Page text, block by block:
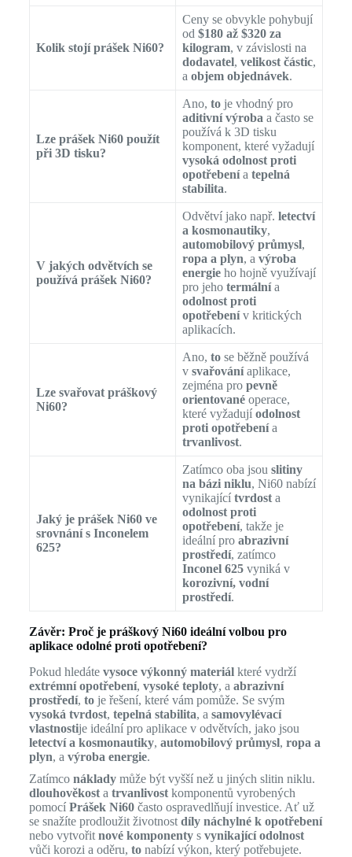
Kolik stojí prášek Ni60?
Ceny se obvykle pohybují
od $180 až $320 za
kilogram, v závislosti na
dodavatel, velikost částic,
a objem objednávek.
Lze prášek Ni60 použít
při 3D tisku?
Ano, toje vhodný pro
aditivní výroba a často se
používá k 3D tisku
komponent, které vyžadují
vysoká odolnost proti
opotřebenía tepelná
stabilita.
V jakých odvětvích se
používá prášek Ni60?
Odvětví jako např. letectví
a kosmonautiky,
automobilový průmysl,
ropa a plyn, a výroba
energieho hojně využívají
pro jeho termálnía
odolnost proti
opotřebenív kritických
aplikacích.
Lze svařovat práškový
Ni60?
Ano, tose běžně používá
v svařováníaplikace,
zejména pro pevně
orientovanéoperace,
které vyžadují odolnost
proti opotřebenía
trvanlivost.
Jaký je prášek Ni60 ve
srovnání s Inconelem
625?
Zatímco oba jsou slitiny
na bázi niklu, Ni60 nabízí
vynikající tvrdosta
odolnost proti
opotřebení, takže je
ideální pro abrazivní
prostředí, zatímco
Inconel 625vyniká v
korozivní, vodní
prostředí.
Závěr: Proč je práškový Ni60 ideální volbou pro
aplikace odolné proti opotřebení?
Pokud hledáte vysoce výkonný materiálkteré vydrží
extrémní opotřebení, vysoké teploty, a abrazivní
prostředí, toje řešení, které vám pomůže. Se svým
vysoká tvrdost, tepelná stabilita, a samovylévací
vlastnostije ideální pro aplikace v odvětvích, jako jsou
letectví a kosmonautiky, automobilový průmysl, ropa a
plyn, a výroba energie.
Zatímco nákladymůže být vyšší než u jiných slitin niklu.
dlouhověkosta trvanlivostkomponentů vyrobených
pomocí Prášek Ni60často ospravedlňují investice. Ať už
se snažíte prodloužit životnost díly náchylné k opotřebení
nebo vytvořit nové komponentys vynikající odolnost
vůči korozi a oděru, tonabízí výkon, který potřebujete.